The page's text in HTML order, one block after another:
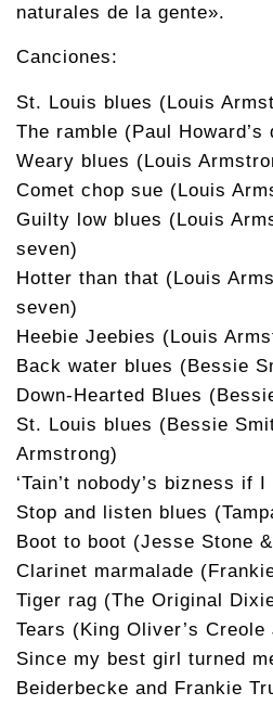
naturales de la gente».
Canciones:
St. Louis blues (Louis
The ramble (Paul
Weary blues (Louis
Comet chop sue (Louis
Guilty low blues (Louis
seven)
Hotter than that (Louis
seven)
Heebie Jeebies (Louis
Back water blues (Bessie
Down-Hearted Blues
St. Louis blues (Bessie
Armstrong)
‘Tain’t nobody’s bizness if
Stop and listen blues
Boot to boot (Jesse Stone
Clarinet marmalade
Tiger rag (The Original
Tears (King Oliver’s Creole
Since my best girl turned
Beiderbecke and Frankie